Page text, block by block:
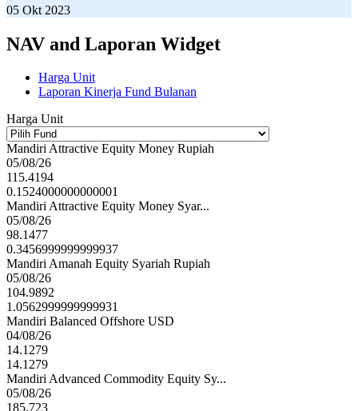
05 Okt 2023
NAV and Laporan Widget
Harga Unit
Laporan Kinerja Fund Bulanan
Harga Unit
Mandiri Attractive Equity Money Rupiah
05/08/26
115.4194
0.1524000000000001
Mandiri Attractive Equity Money Syar...
05/08/26
98.1477
0.3456999999999937
Mandiri Amanah Equity Syariah Rupiah
05/08/26
104.9892
1.0562999999999931
Mandiri Balanced Offshore USD
04/08/26
14.1279
14.1279
Mandiri Advanced Commodity Equity Sy...
05/08/26
185.723